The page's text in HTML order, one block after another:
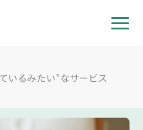
いるみたい"なサービス